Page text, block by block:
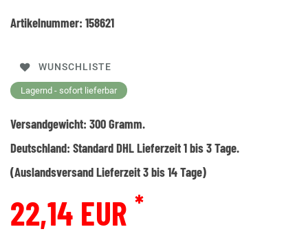
Artikelnummer: 158621
WUNSCHLISTE
Lagernd - sofort lieferbar
Versandgewicht: 300Gramm.
Deutschland: Standard DHL Lieferzeit 1 bis 3 Tage.
(Auslandsversand Lieferzeit 3 bis 14 Tage)
22,14 EUR *